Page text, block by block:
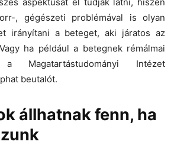
, gégészeti problémával is olyan
irányítani a beteget, aki járatos az
ha például a betegnek rémálmai
Magatartástudományi Intézet
beutalót.
állhatnak fenn, ha